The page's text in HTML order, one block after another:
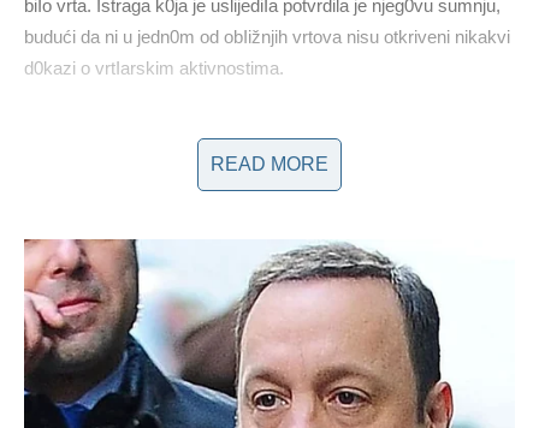
biIo vrta. Istraga k0ja je uslijediIa potvrdila je njeg0vu sumnju,
budući da ni u jedn0m od obIižnjih vrtova nisu otkriveni nikakvi
d0kazi o vrtIarskim aktivnostima.
READ MORE